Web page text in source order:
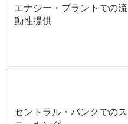
エナジー・プラントでの流
動性提供
セントラル・バンクでのス